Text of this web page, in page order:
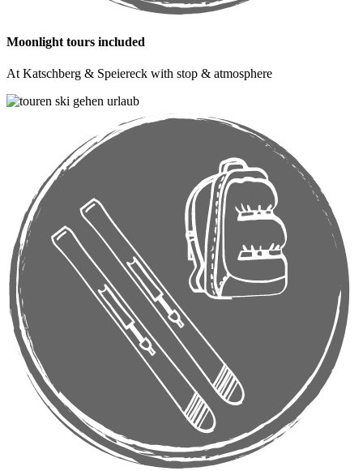
Moonlight tours included
At Katschberg & Speiereck with stop & atmosphere